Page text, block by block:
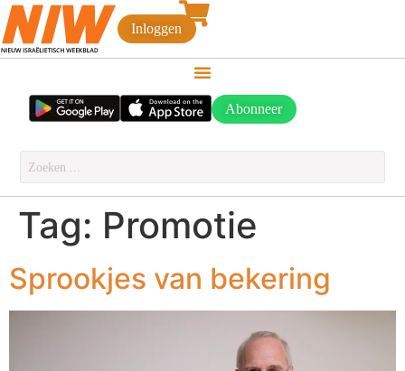
Inloggen
Abonneer
Tag: Promotie
Sprookjes van bekering